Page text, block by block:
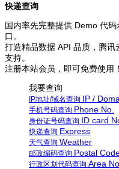
快递查询
国内率先完整提供 Demo 代
口。
打造精品数据 API 品质，腾
支持。
注册本站会员，即可免费使用！
我要查询
IP地址/域名查询 IP /
手机号码查询 Phone No.
身份证号码查询 ID card
快递查询 Express
天气查询 Weather
邮政编码查询 Postal
行政区划代码查询 Area No.